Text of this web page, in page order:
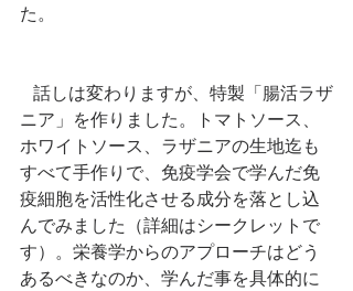
た。
ニア」を作りました。トマトソース、
ホワイトソース、ラザニアの生地迄も
すべて手作りで、免疫学会で学んだ免
疫細胞を活性化させる成分を落とし込
んでみました（詳細はシークレットで
す）。栄養学からのアプローチはどう
あるべきなのか、学んだ事を具体的に